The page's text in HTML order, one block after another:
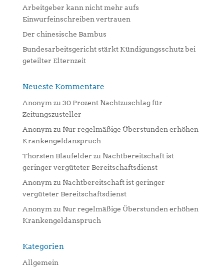
:Arbeitgeber kann nicht mehr aufs
Einwurfeinschreiben vertrauen
Der chinesische Bambus
Bundesarbeitsgericht stärkt Kündigungsschutz bei
geteilter Elternzeit
Neueste Kommentare
Anonym zu 30 Prozent Nachtzuschlag für
Zeitungszusteller
Anonym zu Nur regelmäßige Überstunden erhöhen
Krankengeldanspruch
Thorsten Blaufelder zu Nachtbereitschaft ist
geringer vergüteter Bereitschaftsdienst
Anonym zu Nachtbereitschaft ist geringer
vergüteter Bereitschaftsdienst
Anonym zu Nur regelmäßige Überstunden erhöhen
Krankengeldanspruch
Kategorien
Allgemein